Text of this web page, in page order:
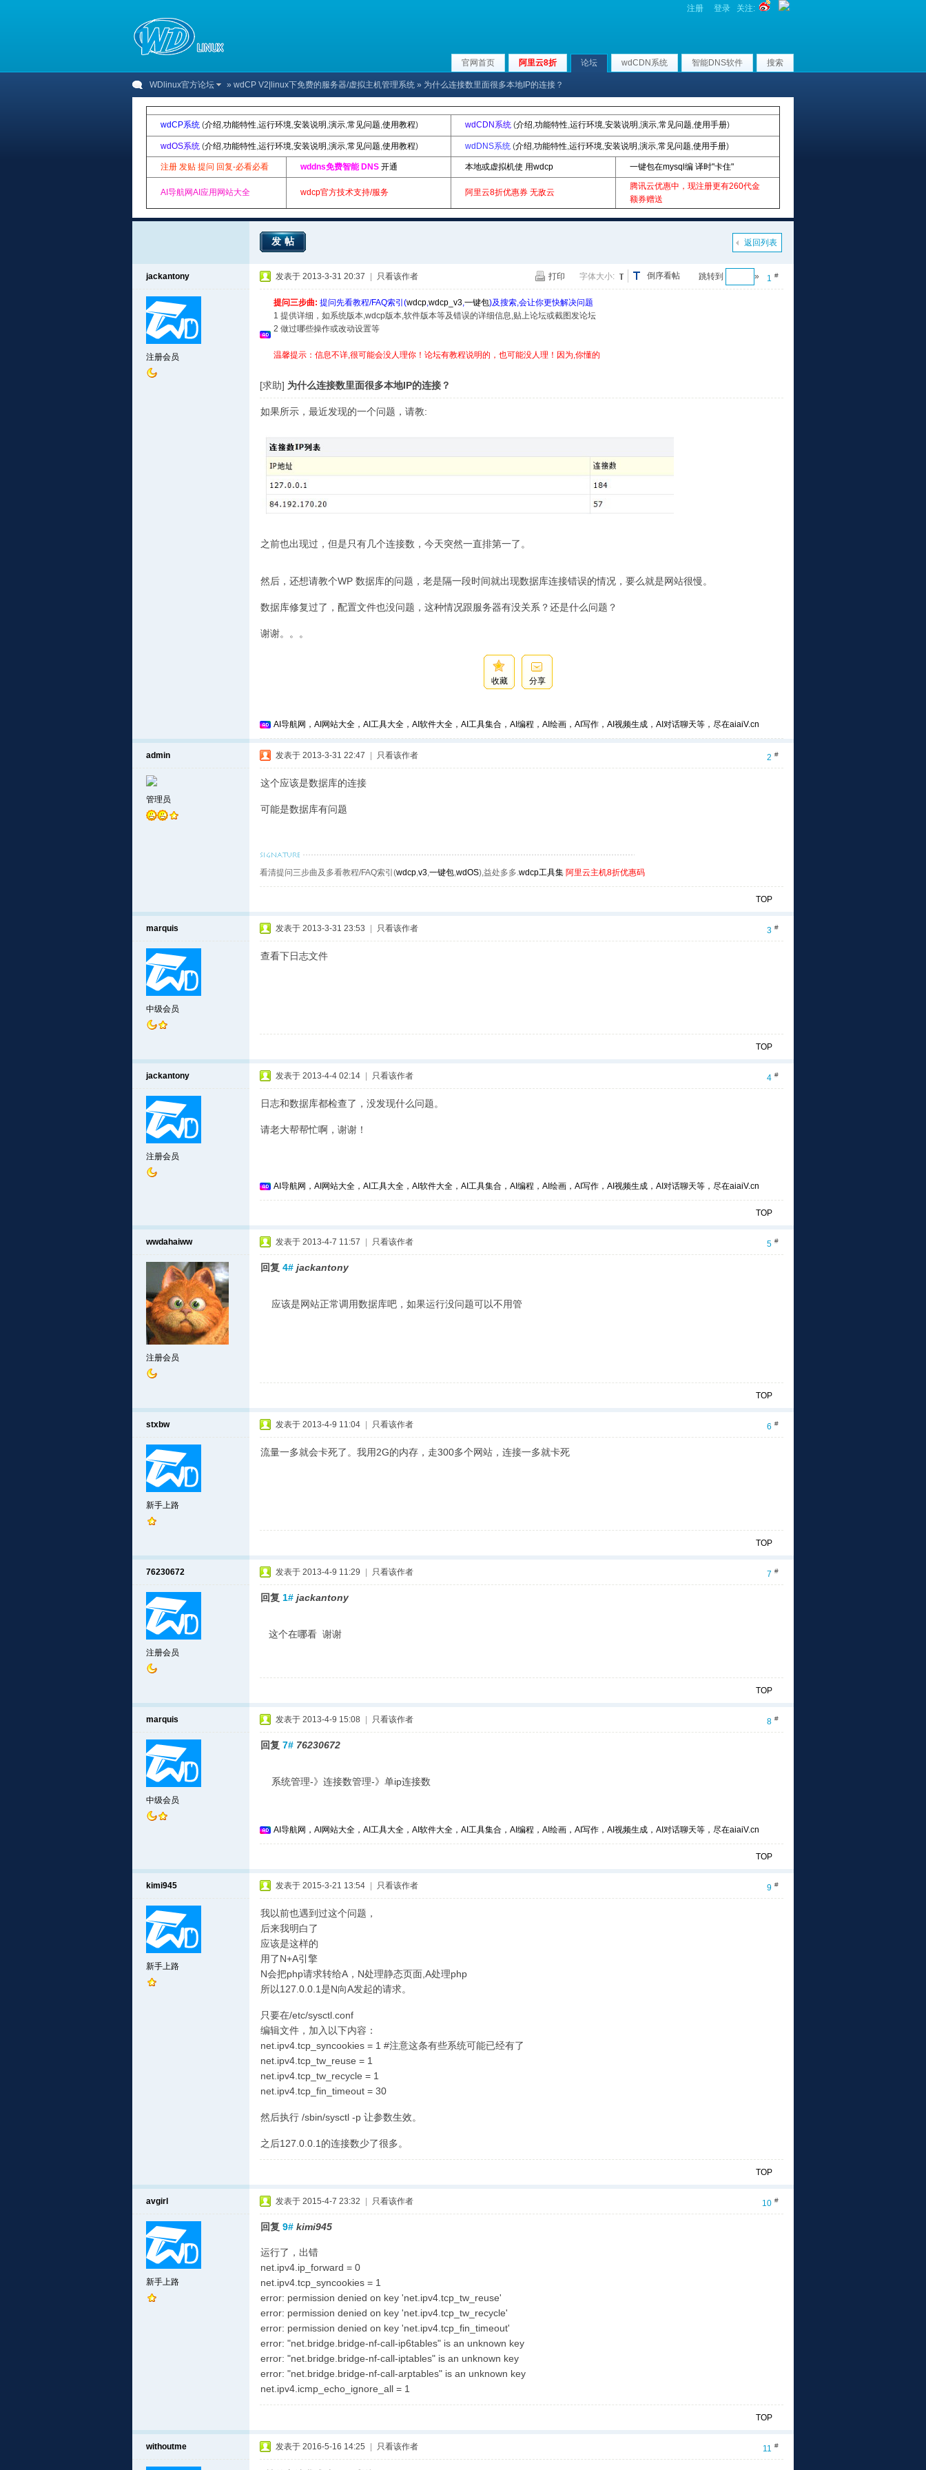
注册 登录 关注:
官网首页 阿里云8折 论坛 wdCDN系统 智能DNS软件 搜索
WDlinux官方论坛 » wdCP V2|linux下免费的服务器/虚拟主机管理系统 » 为什么连接数里面很多本地IP的连接？
wdCP系统 (介绍,功能特性,运行环境,安装说明 ,演示,常见问题,使用教程) wdCDN系统 (介绍,功能特性,运行环境,安装说明 ,演示,常见问题,使用手册)
wdOS系统 (介绍,功能特性,运行环境,安装说明 ,演示,常见问题,使用教程) wdDNS系统 (介绍,功能特性,运行环境,安装说明 ,演示,常见问题,使用手册)
注册 发贴 提问 回复-必看必看 wddns免费智能 DNS 开通 本地或虚拟机使 用wdcp 一键包在mysql编 译时"卡住"
AI导航网AI应用网站大全 wdcp官方技术支持/服务 阿里云8折优惠券 无敌云
腾讯云优惠中，现注册更有260代金
额券赠送
返回列表
发帖
jackantony
注册会员
1 #
跳转到 »
倒序看帖
打印 字体大小:
发表于 2013-3-31 20:37 只看该作者
提问三步曲: 提问先看教程/FAQ索引(wdcp,wdcp_v3,一键包)及搜索,会让你更快解决问题
1 提供详细，如系统版本,wdcp版本,软件版本等及错误的详细信息,贴上论坛或截图发论坛
2 做过哪些操作或改动设置等
温馨提示：信息不详,很可能会没人理你！论坛有教程说明的，也可能没人理！因为,你懂的
[求助] 为什么连接数里面很多本地IP的连接？
如果所示，最近发现的一个问题，请教:
之前也出现过，但是只有几个连接数，今天突然一直排第一了。
然后，还想请教个WP 数据库的问题，老是隔一段时间就出现数据库连接错误的情况，要么就是网站很慢。
数据库修复过了，配置文件也没问题，这种情况跟服务器有没关系？还是什么问题？
谢谢。。。
收藏 分享
AI导航网，AI网站大全，AI工具大全，AI软件大全，AI工具集合，AI编程，AI绘画，AI写作，AI视频生成，AI对话聊天等，尽在aiaiV.cn
admin
管理员
2 #
发表于 2013-3-31 22:47 只看该作者
这个应该是数据库的连接
可能是数据库有问题
看清提问三步曲及多看教程/FAQ索引(wdcp,v3,一键包,wdOS),益处多多.wdcp工具集 阿里云主机8折优惠码
TOP
marquis
中级会员
3 #
发表于 2013-3-31 23:53 只看该作者
查看下日志文件
TOP
jackantony
注册会员
4 #
发表于 2013-4-4 02:14 只看该作者
日志和数据库都检查了，没发现什么问题。
请老大帮帮忙啊，谢谢！
AI导航网，AI网站大全，AI工具大全，AI软件大全，AI工具集合，AI编程，AI绘画，AI写作，AI视频生成，AI对话聊天等，尽在aiaiV.cn
TOP
wwdahaiww
注册会员
5 #
发表于 2013-4-7 11:57 只看该作者
回复 4# jackantony
应该是网站正常调用数据库吧，如果运行没问题可以不用管
TOP
stxbw
新手上路
6 #
发表于 2013-4-9 11:04 只看该作者
流量一多就会卡死了。我用2G的内存，走300多个网站，连接一多就卡死
TOP
76230672
注册会员
7 #
发表于 2013-4-9 11:29 只看该作者
回复 1# jackantony
这个在哪看 谢谢
TOP
marquis
中级会员
8 #
发表于 2013-4-9 15:08 只看该作者
回复 7# 76230672
系统管理-》连接数管理-》单ip连接数
AI导航网，AI网站大全，AI工具大全，AI软件大全，AI工具集合，AI编程，AI绘画，AI写作，AI视频生成，AI对话聊天等，尽在aiaiV.cn
TOP
kimi945
新手上路
9 #
发表于 2015-3-21 13:54 只看该作者
我以前也遇到过这个问题，
后来我明白了
应该是这样的
用了N+A引擎
N会把php请求转给A，N处理静态页面,A处理php
所以127.0.0.1是N向A发起的请求。
只要在/etc/sysctl.conf
编辑文件，加入以下内容：
net.ipv4.tcp_syncookies = 1 #注意这条有些系统可能已经有了
net.ipv4.tcp_tw_reuse = 1
net.ipv4.tcp_tw_recycle = 1
net.ipv4.tcp_fin_timeout = 30
然后执行 /sbin/sysctl -p 让参数生效。
之后127.0.0.1的连接数少了很多。
TOP
avgirl
新手上路
10 #
发表于 2015-4-7 23:32 只看该作者
回复 9# kimi945
运行了，出错
net.ipv4.ip_forward = 0
net.ipv4.tcp_syncookies = 1
error: permission denied on key 'net.ipv4.tcp_tw_reuse'
error: permission denied on key 'net.ipv4.tcp_tw_recycle'
error: permission denied on key 'net.ipv4.tcp_fin_timeout'
error: "net.bridge.bridge-nf-call-ip6tables" is an unknown key
error: "net.bridge.bridge-nf-call-iptables" is an unknown key
error: "net.bridge.bridge-nf-call-arptables" is an unknown key
net.ipv4.icmp_echo_ignore_all = 1
TOP
withoutme 11 #
发表于 2016-5-16 14:25 只看该作者